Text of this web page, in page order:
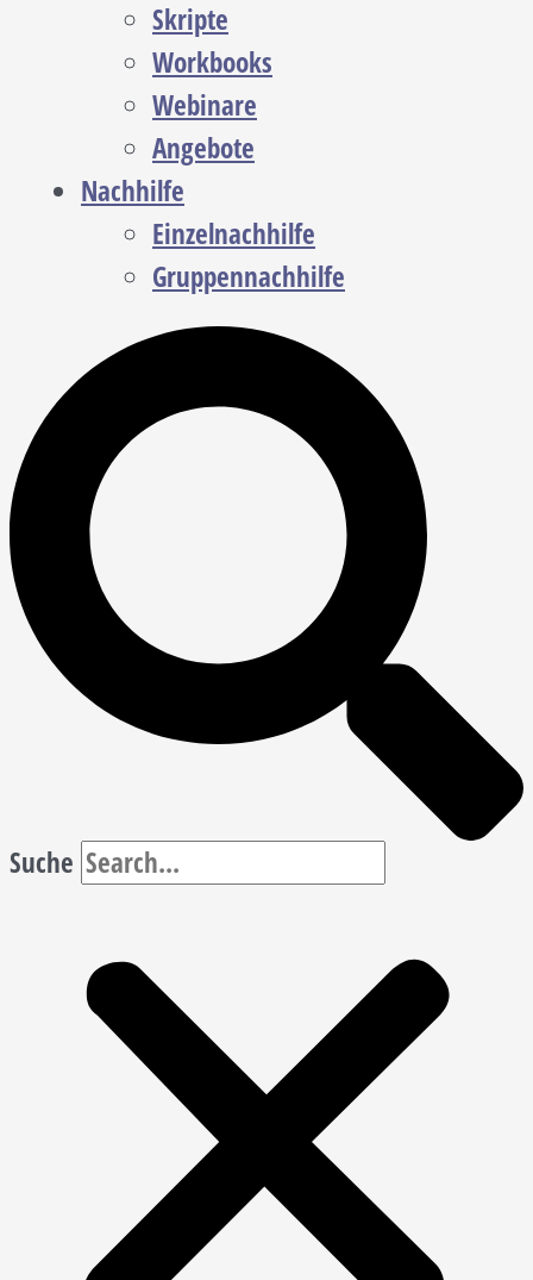
Skripte
Workbooks
Webinare
Angebote
Nachhilfe
Einzelnachhilfe
Gruppennachhilfe
Suche